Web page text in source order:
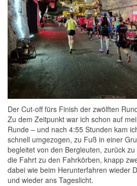
Der Cut-off fürs Finish der zwölften
Zu dem Zeitpunkt war ich schon auf
Runde – und nach 4:55 Stunden kam
schnell umgezogen, zu Fuß in einer
begleitet von den Bergleuten, zurück
die Fahrt zu den Fahrkörben, knapp
dabei wie beim Herunterfahren wieder
und wieder ans Tageslicht.